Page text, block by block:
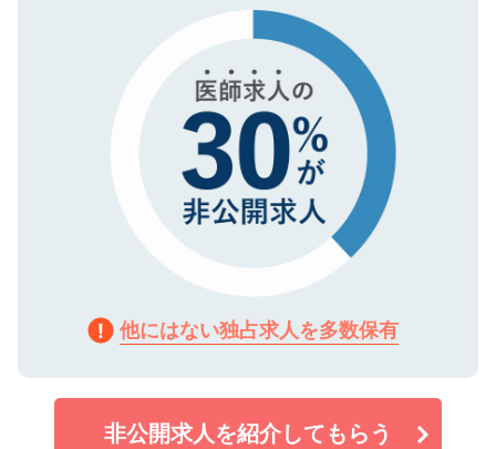
で、機密保持に関してもご安心ください。
他にはない独占求人を多数保有
非公開求人を紹介してもらう